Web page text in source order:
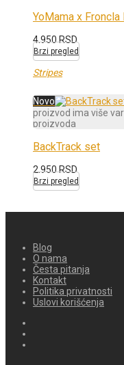
YoMama x Froncla
4.950RSD
Brzi pregled
Stripes
Novo
proizvod ima više
proizvoda
BackTrack set
2.950RSD
Brzi pregled
Blog
O nama
Česta pitanja
Kontakt
Politika privatnosti
Uslovi korišćenja